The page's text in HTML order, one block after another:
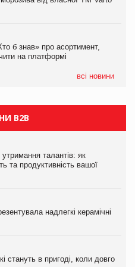
б знав» про асортимент,
на платформі
всі новини
б знав» про асортимент,
на платформі
B2B
утримання талантів: як
та продуктивність вашої
надлегкі керамічні
стануть в пригоді, коли довго